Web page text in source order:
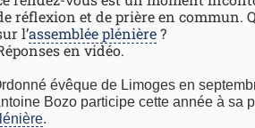
réflexion et de prière en commun.
l’assemblée plénière?
en vidéo.
évêque de Limoges en
Bozo participe cette année à sa
.